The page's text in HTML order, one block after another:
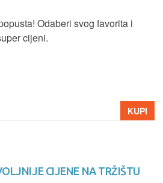
Odaberi svog favorita i
cijeni.
KUPI
CIJENE NA TRŽIŠTU